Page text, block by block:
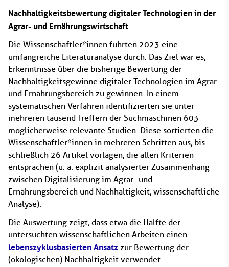
Nachhaltigkeitsbewertung digitaler Technologien in der
Agrar- und Ernährungswirtschaft
Die Wissenschaftler*innen führten 2023 eine
umfangreiche Literaturanalyse durch. Das Ziel war es,
Erkenntnisse über die bisherige Bewertung der
Nachhaltigkeitsgewinne digitaler Technologien im Agrar-
und Ernährungsbereich zu gewinnen. In einem
systematischen Verfahren identifizierten sie unter
mehreren tausend Treffern der Suchmaschinen 603
möglicherweise relevante Studien. Diese sortierten die
Wissenschaftler*innen in mehreren Schritten aus, bis
schließlich 26 Artikel vorlagen, die allen Kriterien
entsprachen (u. a. explizit analysierter Zusammenhang
zwischen Digitalisierung im Agrar- und
Ernährungsbereich und Nachhaltigkeit, wissenschaftliche
Analyse).
Die Auswertung zeigt, dass etwa die Hälfte der
untersuchten wissenschaftlichen Arbeiten einen
lebenszyklusbasierten Ansatz zur Bewertung der
(ökologischen) Nachhaltigkeit verwendet.